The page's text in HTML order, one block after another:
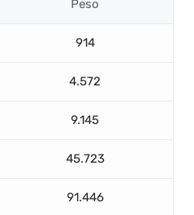
Peso
914
4.572
9.145
45.723
91.446